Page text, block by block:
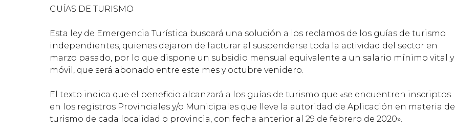
GUÍAS DE TURISMO
Esta ley de Emergencia Turística buscará una solución a los reclamos de los guías de turismo
independientes, quienes dejaron de facturar al suspenderse toda la actividad del sector en
marzo pasado, por lo que dispone un subsidio mensual equivalente a un salario mínimo vital y
móvil, que será abonado entre este mes y octubre venidero.
El texto indica que el beneficio alcanzará a los guías de turismo que «se encuentren inscriptos
en los registros Provinciales y/o Municipales que lleve la autoridad de Aplicación en materia de
turismo de cada localidad o provincia, con fecha anterior al 29 de febrero de 2020».